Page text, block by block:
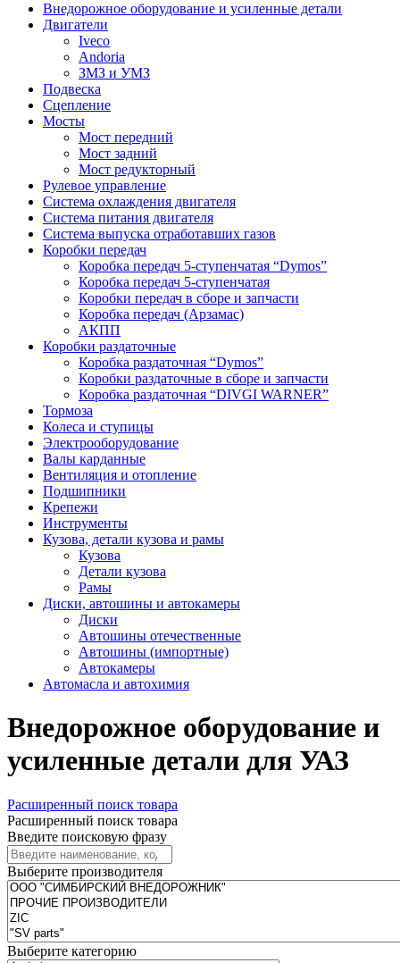
Внедорожное оборудование и усиленные детали
Двигатели
Iveco
Andoria
ЗМЗ и УМЗ
Подвеска
Сцепление
Мосты
Мост передний
Мост задний
Мост редукторный
Рулевое управление
Система охлаждения двигателя
Система питания двигателя
Система выпуска отработавших газов
Коробки передач
Коробка передач 5-ступенчатая “Dymos”
Коробка передач 5-ступенчатая
Коробки передач в сборе и запчасти
Коробка передач (Арзамас)
АКПП
Коробки раздаточные
Коробка раздаточная “Dymos”
Коробки раздаточные в сборе и запчасти
Коробка раздаточная “DIVGI WARNER”
Тормоза
Колеса и ступицы
Электрооборудование
Валы карданные
Вентиляция и отопление
Подшипники
Крепежи
Инструменты
Кузова, детали кузова и рамы
Кузова
Детали кузова
Рамы
Диски, автошины и автокамеры
Диски
Автошины отечественные
Автошины (импортные)
Автокамеры
Автомасла и автохимия
Внедорожное оборудование и
усиленные детали для УАЗ
Расширенный поиск товара
Расширенный поиск товара
Введите поисковую фразу
Выберите производителя
Выберите категорию